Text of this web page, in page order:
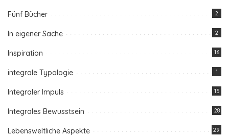
Fünf Bücher 2
In eigener Sache 2
Inspiration 16
integrale Typologie 1
Integraler Impuls 15
Integrales Bewusstsein 28
Lebensweltliche Aspekte 29